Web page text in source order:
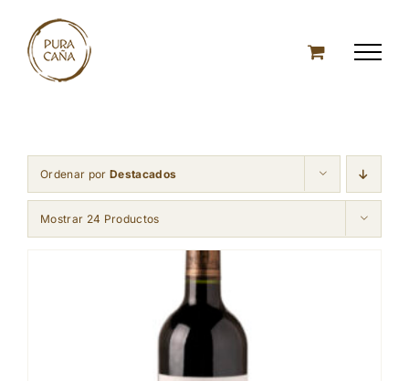
content
Ordenar por Destacados
Mostrar 24 Productos